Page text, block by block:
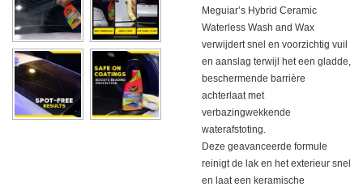
Meguiar’s Hybrid Ceramic
Waterless Wash and Wax
verwijdert snel en voorzichtig vuil
en aanslag terwijl het een gladde,
beschermende barrière
achterlaat met
verbazingwekkende
waterafstoting.
Deze geavanceerde formule
reinigt de lak en het exterieur snel
en laat een keramische